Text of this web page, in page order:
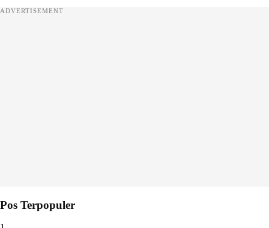
ADVERTISEMENT
Pos Terpopuler